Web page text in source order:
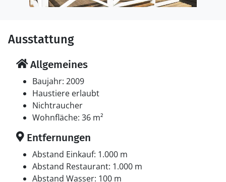
Ausstattung
Allgemeines
Baujahr: 2009
Haustiere erlaubt
Nichtraucher
Wohnfläche: 36 m²
Entfernungen
Abstand Einkauf: 1.000 m
Abstand Restaurant: 1.000 m
Abstand Wasser: 100 m